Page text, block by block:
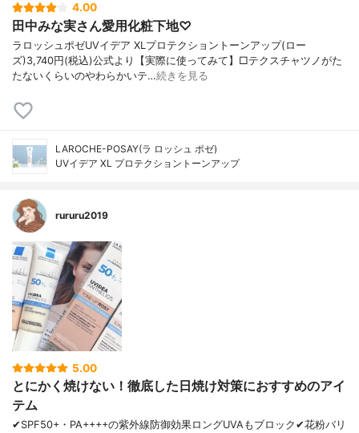
4.00
田中みな実さん愛用化粧下地♡
ラロッシュポゼUVイデア XLプロテクショントーンアップ(ロー
ズ)3,740円(税込)公式より【実際に使ってみて】□テクスチャツノがた
たないくらいのやわらかいテ…続きを見る
LAROCHE-POSAY(ラ ロッシュ ポゼ)
UVイデア XL プロテクショントーンアップ
rururu2019
5.00
とにかく焼けない！徹底した日焼け対策におすすめのアイ
テム
✔︎SPF50+・PA++++の紫外線防御効果ロングUVAもブロック✔︎花粉バリ